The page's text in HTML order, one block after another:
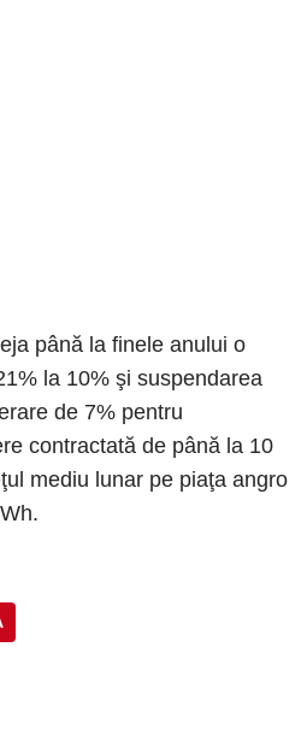
până la finele anului o
la 10% şi suspendarea
de 7% pentru
contractată de până la 10
mediu lunar pe piaţa angro